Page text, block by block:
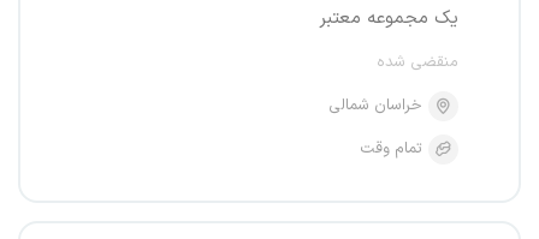
یک مجموعه معتبر
منقضی شده
خراسان شمالی
تمام وقت